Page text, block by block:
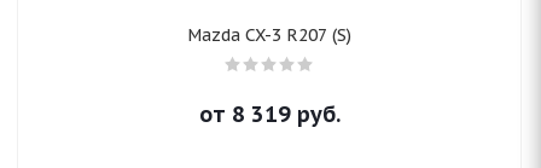
Mazda CX-3 R207 (S)
от 8 319руб.